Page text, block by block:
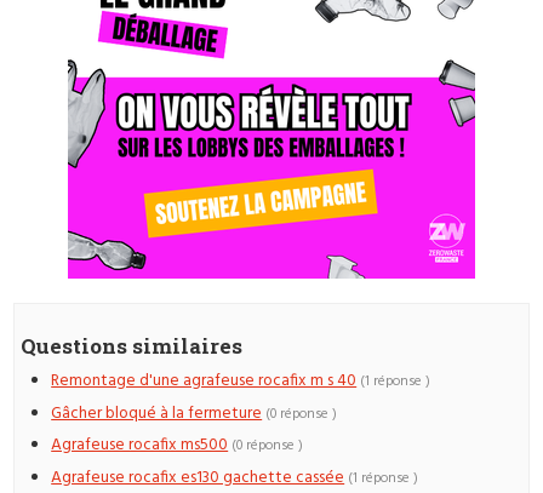
Questions similaires
Remontage d'une agrafeuse rocafix m s 40 (1 réponse )
Gâcher bloqué à la fermeture (0 réponse )
Agrafeuse rocafix ms500 (0 réponse )
Agrafeuse rocafix es130 gachette cassée (1 réponse )